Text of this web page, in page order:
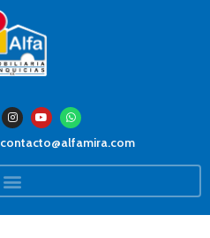
contacto@alfamira.com